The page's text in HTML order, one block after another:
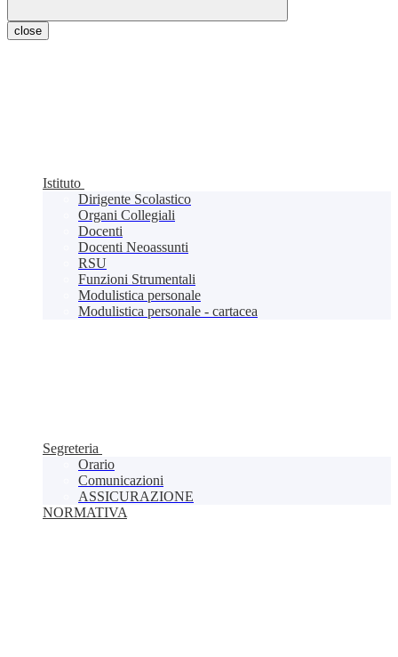
close
Istituto
Dirigente Scolastico
Organi Collegiali
Docenti
Docenti Neoassunti
RSU
Funzioni Strumentali
Modulistica personale
Modulistica personale - cartacea
Segreteria
Orario
Comunicazioni
ASSICURAZIONE
NORMATIVA